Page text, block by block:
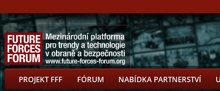
PROJEKT FFF FÓRUM NABÍDKA PARTNERSTVÍ